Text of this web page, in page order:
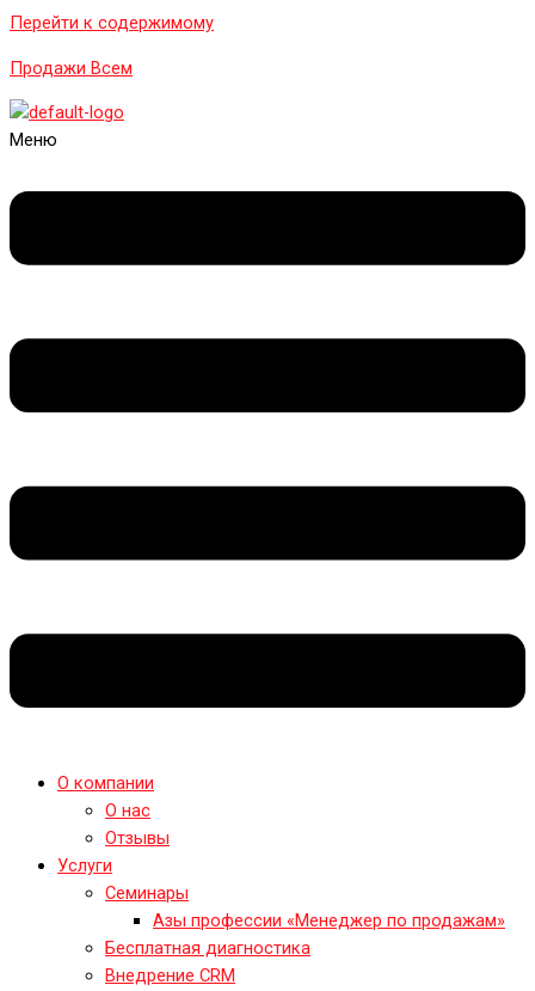
Перейти к содержимому
Продажи Всем
Меню
О компании
О нас
Отзывы
Услуги
Семинары
Азы профессии «Менеджер по продажам»
Бесплатная диагностика
Внедрение CRM